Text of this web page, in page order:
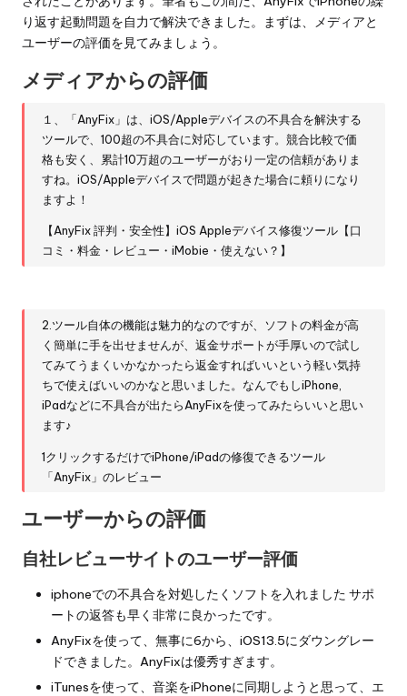
り返す起動問題を自力で解決できました。まずは、メディアと
ユーザーの評価を見てみましょう。
メディアからの評価
１、「AnyFix」は、iOS/Appleデバイスの不具合を解決する
ツールで、100超の不具合に対応しています。競合比較で価
格も安く、累計10万超のユーザーがおり一定の信頼がありま
すね。iOS/Appleデバイスで問題が起きた場合に頼りになり
ますよ！
【AnyFix 評判・安全性】iOS Appleデバイス修復ツール【口
コミ・料金・レビュー・iMobie・使えない？】
2.ツール自体の機能は魅力的なのですが、ソフトの料金が高
く簡単に手を出せませんが、返金サポートが手厚いので試し
てみてうまくいかなかったら返金すればいいという軽い気持
ちで使えばいいのかなと思いました。なんでもしiPhone,
iPadなどに不具合が出たらAnyFixを使ってみたらいいと思い
ます♪
1クリックするだけでiPhone/iPadの修復できるツール
「AnyFix」のレビュー
ユーザーからの評価
自社レビューサイトのユーザー評価
iphoneでの不具合を対処したくソフトを入れました サポ
ートの返答も早く非常に良かったです。
AnyFixを使って、無事に6から、iOS13.5にダウングレー
ドできました。AnyFixは優秀すぎます。
iTunesを使って、音楽をiPhoneに同期しようと思って、エ